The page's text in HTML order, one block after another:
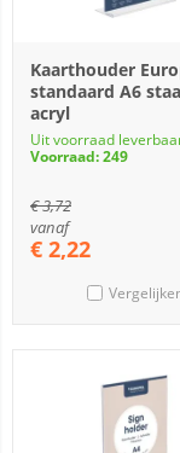
Kaarthouder
standaard A6
acryl
Uit voorraad
Voorraad: 249
€3,72
vanaf
€ 2,22